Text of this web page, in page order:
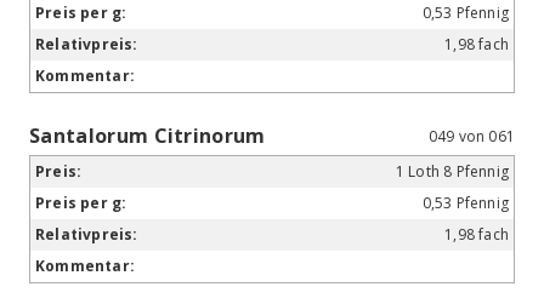
0,53 Pfennig
1,98 fach
Santalorum Citrinorum
049 von 061
1 Loth 8 Pfennig
0,53 Pfennig
1,98 fach